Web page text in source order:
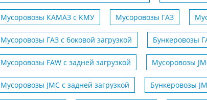
Мусоровозы КАМАЗ с КМУ Мусоровозы ГАЗ
Мусоровозы ГАЗ с боковой загрузкой Бункеровозы
Мусоровозы FAW с задней загрузкой Мусоровозы
Мусоровозы JMC с задней загрузкой Бункеровозы